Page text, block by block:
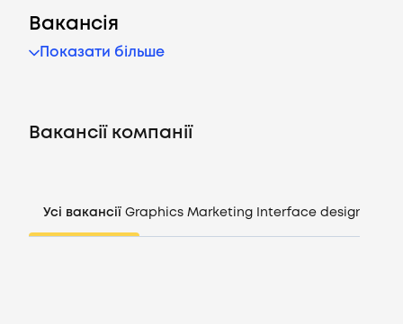
CV генератор
Вакансія
Показати більше
Вакансії компанії
Усі вакансії Graphics Marketing Interface design